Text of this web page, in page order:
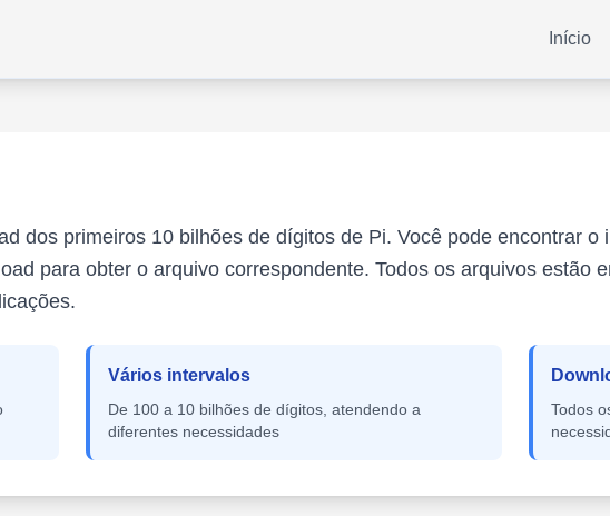
Início
dos primeiros 10 bilhões de dígitos de Pi. Você pode encontrar
para obter o arquivo correspondente. Todos os arquivos estão
Vários intervalos
De 100 a 10 bilhões de dígitos, atendendo a
diferentes necessidades
Todos